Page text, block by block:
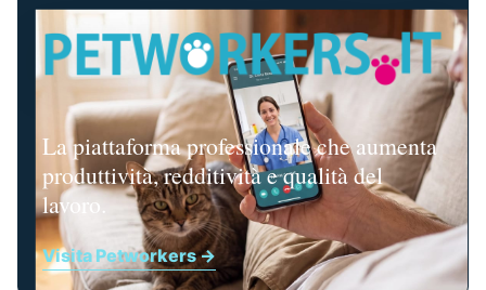
La piattaforma professionale che aumenta
produttività, redditività e qualità del
lavoro.
Visita Petworkers →